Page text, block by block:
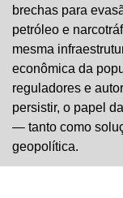
brechas para
petróleo e
mesma
econômica da
reguladores e
persistir, o papel
— tanto como
geopolítica.